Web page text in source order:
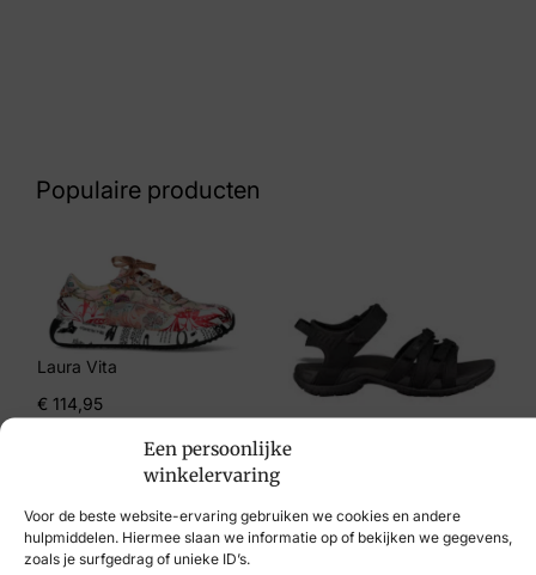
Een persoonlijke
winkelervaring
Voor de beste website-ervaring gebruiken we cookies en andere
hulpmiddelen. Hiermee slaan we informatie op of bekijken we gegevens,
zoals je surfgedrag of unieke ID’s.
Merk
DL Sport
Artikelnummer
Populaire producten
Laura Vita
€ 114,95